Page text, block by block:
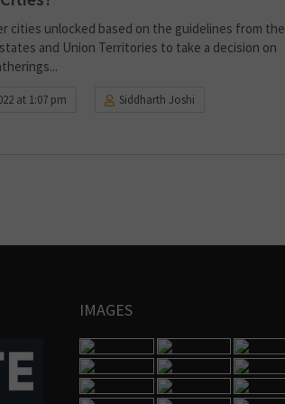
cities unlocked based on the guidelines from the
and Union Territories to take a decision on
at 1:07 pm Siddharth Joshi
IMAGES